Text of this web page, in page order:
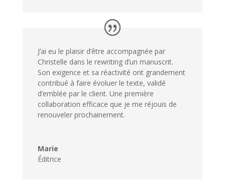
J’ai eu le plaisir d’être accompagnée par
Christelle dans le rewriting d’un manuscrit.
Son exigence et sa réactivité ont grandement
contribué à faire évoluer le texte, validé
d’emblée par le client. Une première
collaboration efficace que je me réjouis de
renouveler prochainement.
Marie
Éditrice